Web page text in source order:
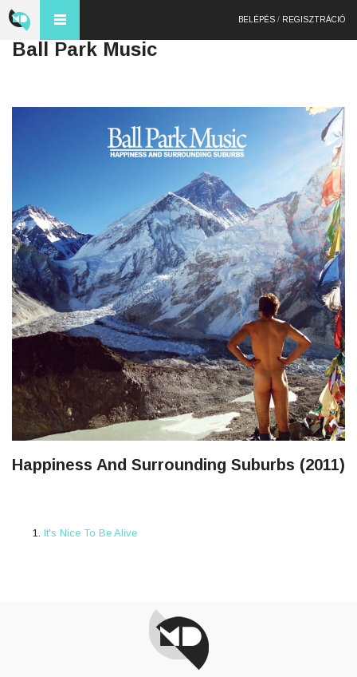
BELÉPÉS / REGISZTRÁCIÓ
Ball Park Music
Happiness And Surrounding Suburbs (2011)
It's Nice To Be Alive